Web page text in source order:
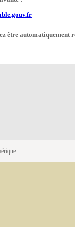
être automatiquement